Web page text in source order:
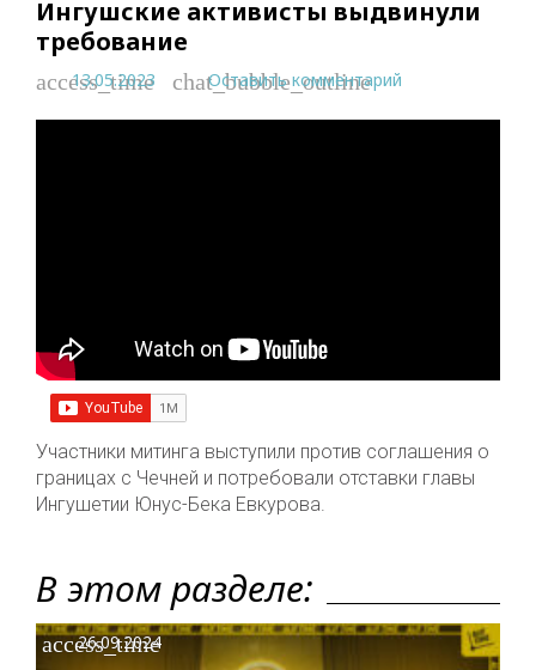
Ингушские активисты выдвинули
требование
access_time
13.05.2023 chat_bubble_outline
Оставить комментарий
Участники митинга выступили против соглашения о
границах с Чечней и потребовали отставки главы
Ингушетии Юнус-Бека Евкурова.
В этом разделе:
access_time
26.09.2024